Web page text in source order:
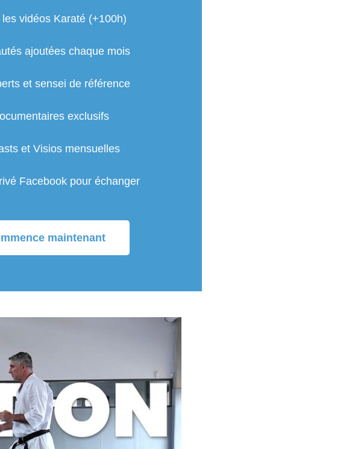
les vidéos Karaté (+100h)
ajoutées chaque mois
et sensei de référence
exclusifs
et Visios mensuelles
Facebook pour échanger
maintenant